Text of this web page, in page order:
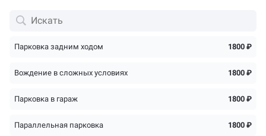
Парковка задним ходом 1800 ₽
Вождение в сложных условиях 1800 ₽
Парковка в гараж 1800 ₽
Параллельная парковка 1800 ₽